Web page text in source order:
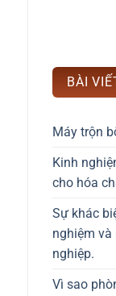
BÀI
Máy trộn
Kinh
cho hóa
Sự khác
nghiệm và
nghiệp.
Vì sao